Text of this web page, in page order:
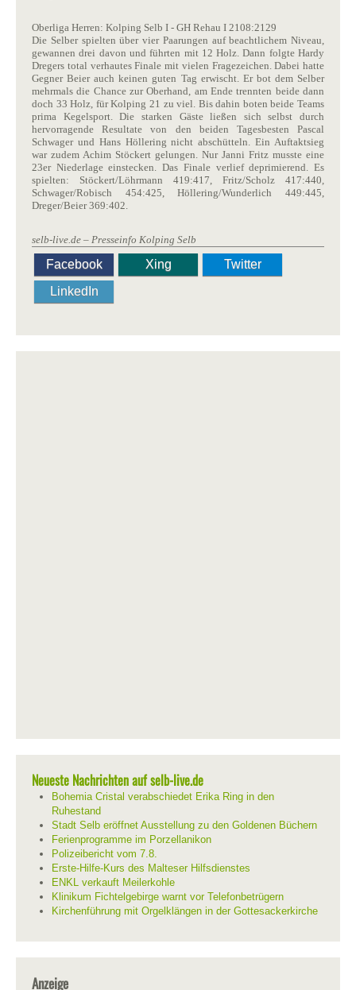
Oberliga Herren: Kolping Selb I - GH Rehau I 2108:2129
Die Selber spielten über vier Paarungen auf beachtlichem Niveau,
gewannen drei davon und führten mit 12 Holz. Dann folgte Hardy
Dregers total verhautes Finale mit vielen Fragezeichen. Dabei hatte
Gegner Beier auch keinen guten Tag erwischt. Er bot dem Selber
mehrmals die Chance zur Oberhand, am Ende trennten beide dann
doch 33 Holz, für Kolping 21 zu viel. Bis dahin boten beide Teams
prima Kegelsport. Die starken Gäste ließen sich selbst durch
hervorragende Resultate von den beiden Tagesbesten Pascal
Schwager und Hans Höllering nicht abschütteln. Ein Auftaktsieg
war zudem Achim Stöckert gelungen. Nur Janni Fritz musste eine
23er Niederlage einstecken. Das Finale verlief deprimierend. Es
spielten: Stöckert/Löhrmann 419:417, Fritz/Scholz 417:440,
Schwager/Robisch 454:425, Höllering/Wunderlich 449:445,
Dreger/Beier 369:402.
selb-live.de – Presseinfo Kolping Selb
Facebook Xing
Twitter
LinkedIn
Neueste Nachrichten auf selb-live.de
Bohemia Cristal verabschiedet Erika Ring in den
Ruhestand
Stadt Selb eröffnet Ausstellung zu den Goldenen Büchern
Ferienprogramme im Porzellanikon
Polizeibericht vom 7.8.
Erste-Hilfe-Kurs des Malteser Hilfsdienstes
ENKL verkauft Meilerkohle
Klinikum Fichtelgebirge warnt vor Telefonbetrügern
Kirchenführung mit Orgelklängen in der Gottesackerkirche
Anzeige